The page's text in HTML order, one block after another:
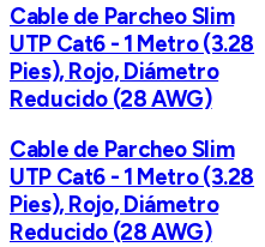
Cable de Parcheo Slim
UTP Cat6 - 1 Metro (3.28
Pies), Rojo, Diámetro
Reducido (28 AWG)
Cable de Parcheo Slim
UTP Cat6 - 1 Metro (3.28
Pies), Rojo, Diámetro
Reducido (28 AWG)